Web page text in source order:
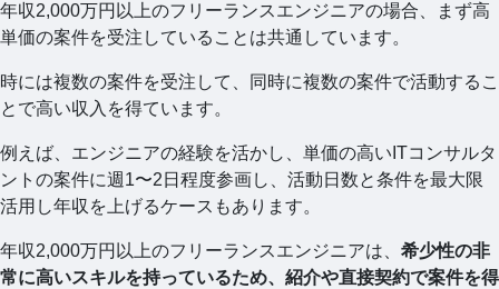
年収2,000万円以上のフリーランスエンジニアの場合、まず高
単価の案件を受注していることは共通しています。
時には複数の案件を受注して、同時に複数の案件で活動するこ
とで高い収入を得ています。
例えば、エンジニアの経験を活かし、単価の高いITコンサルタ
ントの案件に週1〜2日程度参画し、活動日数と条件を最大限
活用し年収を上げるケースもあります。
年収2,000万円以上のフリーランスエンジニアは、 希少性の非
常に高いスキルを持っているため、紹介や直接契約で案件を得